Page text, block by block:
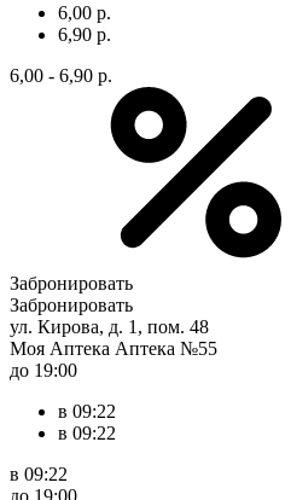
6,00 р.
6,90 р.
6,00 - 6,90 р.
Забронировать
Забронировать
ул. Кирова, д. 1, пом. 48
Моя Аптека Аптека №55
до 19:00
в 09:22
в 09:22
в 09:22
до 19:00